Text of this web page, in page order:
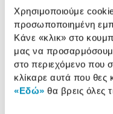
Χρησιμοποιούμε
προσωποποιημένη
Κάνε «κλικ» στο
μας να
στο περιεχόμενο που
κλίκαρε αυτά που θες
«Εδώ» θα βρεις όλες
Η παιδική καρέκλα
άνετο και
διάβασμα! Με
εφίδρωση και
στα… μέτρα σου.
2 Έτη
A.E.B.E.